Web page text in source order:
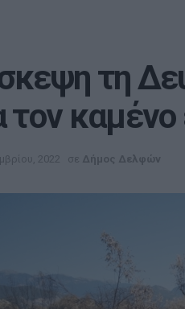
τη
τον
2022 σε Δήμος Δελφών